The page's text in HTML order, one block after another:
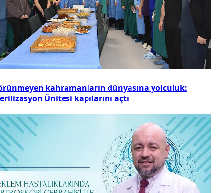
kahramanların dünyasına yolculuk:
Ünitesi kapılarını açtı